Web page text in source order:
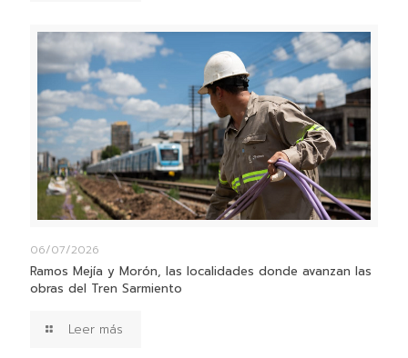
06/07/2026
Ramos Mejía y Morón, las localidades donde avanzan las
obras del Tren Sarmiento
Leer más